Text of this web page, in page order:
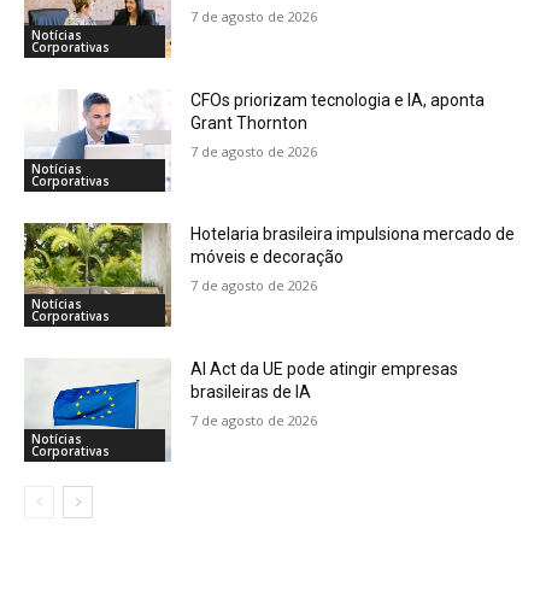
Notícias
Corporativas
7 de agosto de 2026
Notícias
Corporativas
CFOs priorizam tecnologia e IA, aponta
Grant Thornton
7 de agosto de 2026
Notícias
Corporativas
Hotelaria brasileira impulsiona mercado de
móveis e decoração
7 de agosto de 2026
Notícias
Corporativas
AI Act da UE pode atingir empresas
brasileiras de IA
7 de agosto de 2026